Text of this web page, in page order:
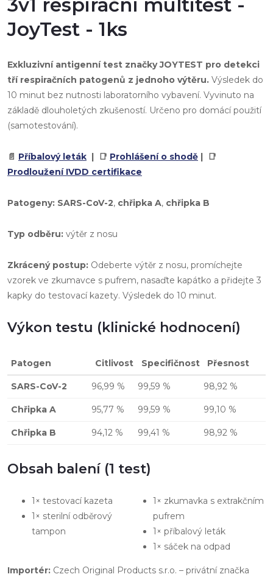
3v1 respirační multitest -
JoyTest - 1ks
Exkluzivní antigenní test značky JOYTEST pro detekci
tří respiračních patogenů z jednoho výtěru. Výsledek do
10 minut bez nutnosti laboratorního vybavení. Vyvinuto na
základě dlouholetých zkušeností. Určeno pro domácí použití
(samotestování).
📄 Příbalový leták | 📑 Prohlášení o shodě | 📑
Prodloužení IVDD certifikace
Patogeny: SARS-CoV-2, chřipka A, chřipka B
Typ odběru: výtěr z nosu
Zkrácený postup: Odeberte výtěr z nosu, promíchejte
vzorek ve zkumavce s pufrem, nasaďte kapátko a přidejte 3
kapky do testovací kazety. Výsledek do 10 minut.
Výkon testu (klinické hodnocení)
Patogen Citlivost Specifičnost Přesnost
SARS-CoV-2 96,99 % 99,59 % 98,92 %
Chřipka A 95,77 % 99,59 % 99,10 %
Chřipka B 94,12 % 99,41 % 98,92 %
Obsah balení (1 test)
1× testovací kazeta
1× sterilní odběrový
tampon
1× zkumavka s extrakčním
pufrem
1× příbalový leták
1× sáček na odpad
Importér: Czech Original Products s.r.o. – privátní značka